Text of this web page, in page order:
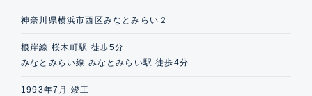
神奈川県横浜市西区みなとみらい２
根岸線 桜木町駅 徒歩5分
みなとみらい線 みなとみらい駅 徒歩4分
1993年7月 竣工